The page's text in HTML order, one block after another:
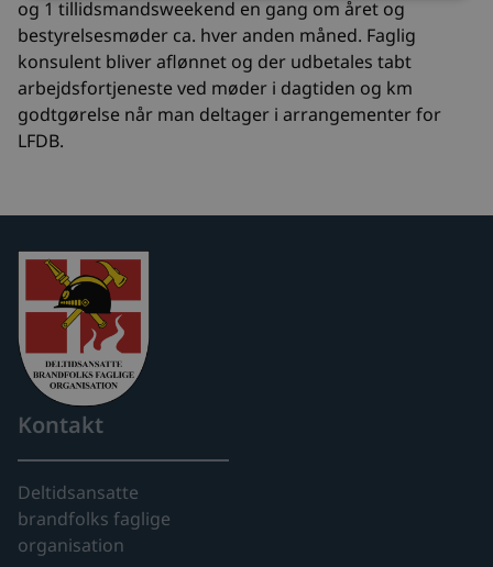
og 1 tillidsmandsweekend en gang om året og
bestyrelsesmøder ca. hver anden måned. Faglig
konsulent bliver aflønnet og der udbetales tabt
arbejdsfortjeneste ved møder i dagtiden og km
godtgørelse når man deltager i arrangementer for
LFDB.
Kontakt
Deltidsansatte
brandfolks faglige
organisation